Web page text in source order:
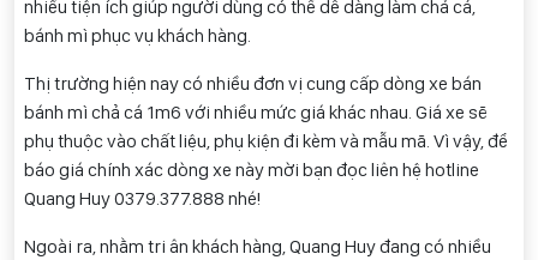
nhiều tiện ích giúp người dùng có thể dễ dàng làm chả cá,
bánh mì phục vụ khách hàng.
Thị trường hiện nay có nhiều đơn vị cung cấp dòng xe bán
bánh mì chả cá 1m6 với nhiều mức giá khác nhau. Giá xe sẽ
phụ thuộc vào chất liệu, phụ kiện đi kèm và mẫu mã. Vì vậy, để
báo giá chính xác dòng xe này mời bạn đọc liên hệ hotline
Quang Huy 0379.377.888 nhé!
Ngoài ra, nhằm tri ân khách hàng, Quang Huy đang có nhiều